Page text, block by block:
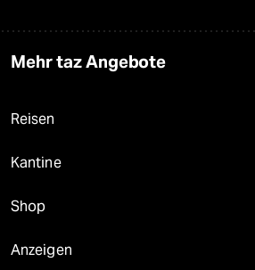
Mehr taz Angebote
Reisen
Kantine
Shop
Anzeigen